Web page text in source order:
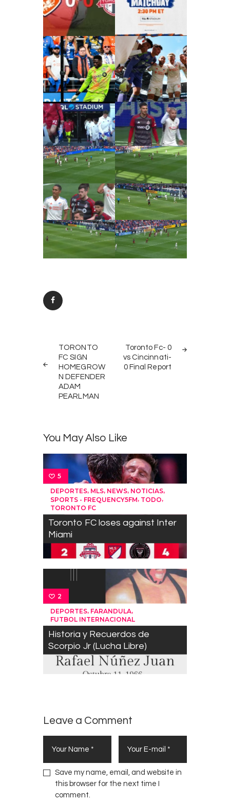
navigation
POST
TORONTO
FC SIGN
HOMEGROW
N DEFENDER
ADAM
PEARLMAN
POST
Toronto Fc- 0
vs Cincinnati-
0 Final Report
You May Also Like
5
DEPORTES, MLS, NEWS, NOTICIAS,
SPORTS - FREQUENCY5FM, TODO,
TORONTO FC
Toronto FC loses against Inter
Miami
2
DEPORTES, FARANDULA,
FUTBOL INTERNACIONAL
Historia y Recuerdos de
Scorpio Jr (Lucha Libre)
Leave a Comment
Save my name, email, and website in
this browser for the next time I
comment.